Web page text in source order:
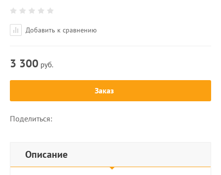
Добавить к сравнению
3 300 руб.
Заказ
Поделиться:
Описание